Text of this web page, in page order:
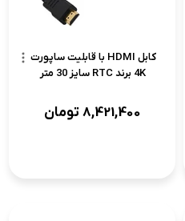
کابل HDMI با قابلیت ساپورت
4K برند RTC سایز 30 متر
8,421,400تومان